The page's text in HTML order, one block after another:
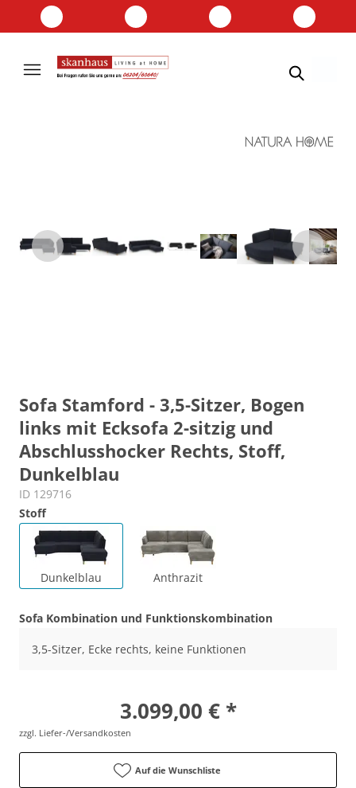
Sofa Stamford - 3,5-Sitzer, Bogen
links mit Ecksofa 2-sitzig und
Abschlusshocker Rechts, Stoff,
Dunkelblau
ID 129716
Stoff
Dunkelblau Anthrazit
Sofa Kombination und Funktionskombination
3,5-Sitzer, Ecke rechts, keine Funktionen
3.099,00 € *
zzgl. Liefer-/Versandkosten
Auf die Wunschliste